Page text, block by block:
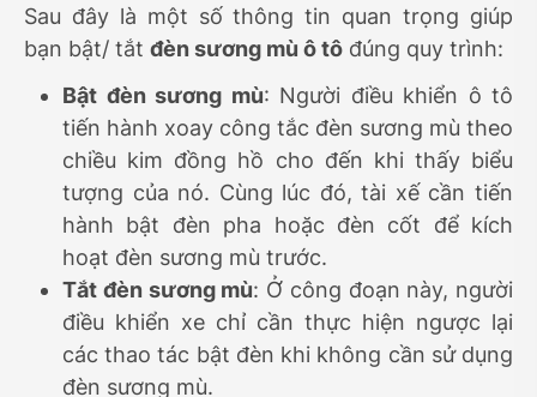
Sau đây là một số thông tin quan trọng giúp
bạn bật/ tắt đèn sương mù ô tô đúng quy trình:
Bật đèn sương mù: Người điều khiển ô tô
tiến hành xoay công tắc đèn sương mù theo
chiều kim đồng hồ cho đến khi thấy biểu
tượng của nó. Cùng lúc đó, tài xế cần tiến
hành bật đèn pha hoặc đèn cốt để kích
hoạt đèn sương mù trước.
Tắt đèn sương mù: Ở công đoạn này, người
điều khiển xe chỉ cần thực hiện ngược lại
các thao tác bật đèn khi không cần sử dụng
đèn sương mù.